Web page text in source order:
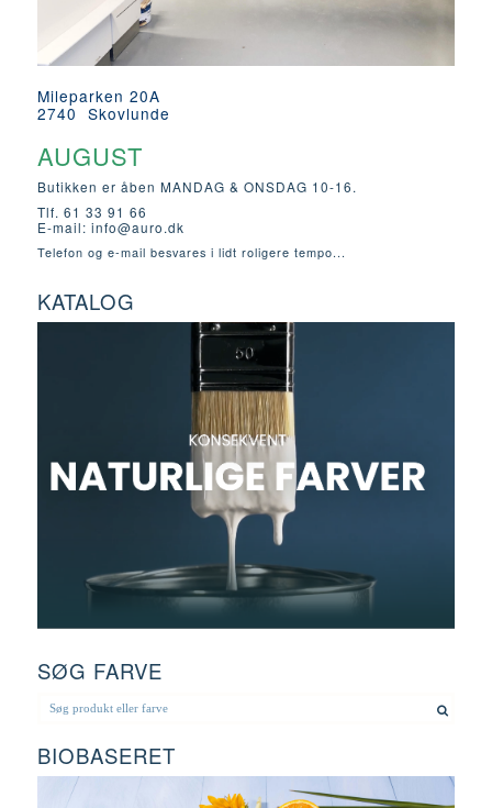
Mileparken 20A
2740 Skovlunde
AUGUST
Butikken er åben MANDAG & ONSDAG 10-16.
Tlf. 61 33 91 66
E-mail: info@auro.dk
Telefon og e-mail besvares i lidt roligere tempo...
KATALOG
SØG FARVE
BIOBASERET